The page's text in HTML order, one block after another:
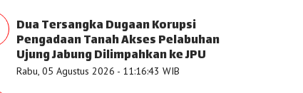
Dua Tersangka Dugaan Korupsi
Pengadaan Tanah Akses Pelabuhan
Ujung Jabung Dilimpahkan ke JPU
Rabu, 05 Agustus 2026 - 11:16:43 WIB